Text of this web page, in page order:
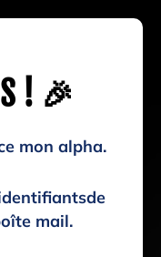
! 🎉
mon alpha.
mail.